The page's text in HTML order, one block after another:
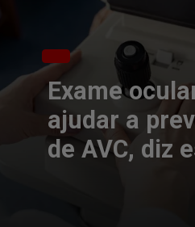
Exame
ajudar a
de AVC, diz